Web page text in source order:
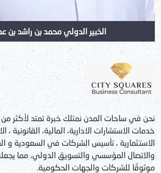
الخبير الدولي محمد بن راشد بن
خدمات الاستشارات الادارية، المالية، القانونية ،
الاستثمارية ، تأسيس الشركات في السعودية و
والاتصال المؤسسي والتسويق الدولي، مما يجعلنا
موثوقًا للشركات والجهات الحكومية.